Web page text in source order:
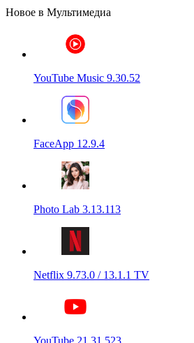
Новое в Мультимедиа
YouTube Music 9.30.52
FaceApp 12.9.4
Photo Lab 3.13.113
Netflix 9.73.0 / 13.1.1 TV
YouTube 21.31.523